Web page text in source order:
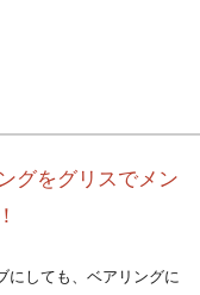
グをグリスでメン
にしても、ベアリングに